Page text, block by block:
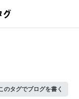
のタグでブログを書く